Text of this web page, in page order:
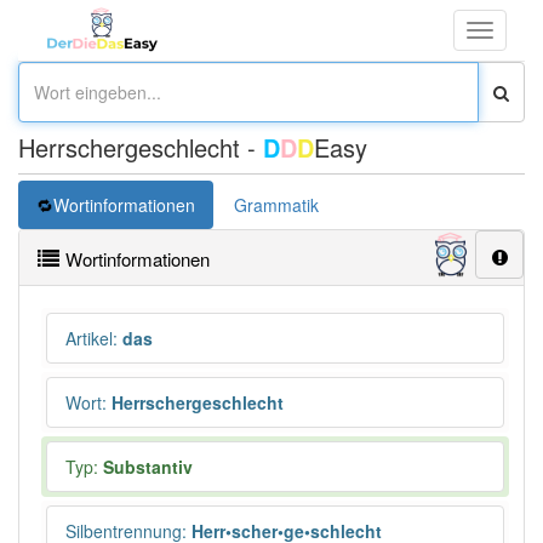
Toggle
Herrschergeschlecht - DDDEasy
Wortinformationen Grammatik
Wortinformationen
Artikel: das
Wort: Herrschergeschlecht
Typ: Substantiv
Silbentrennung: Herr•scher•ge•schlecht